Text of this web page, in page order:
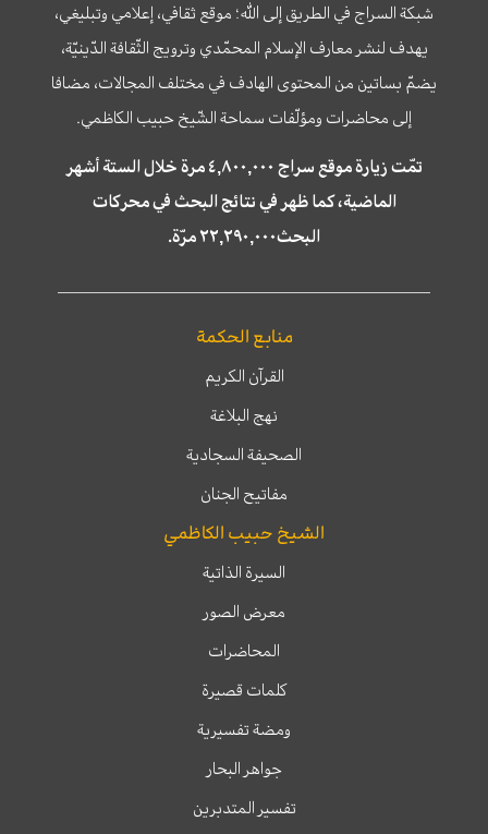
شبكة السراج في الطريق إلى الله؛ موقع ثقافي، إعلامي وتبليغي،
يهدف لنشر معارف الإسلام المحمّدي وترويج الثّقافة الدّينيّة،
يضمّ بساتين من المحتوى الهادف في مختلف المجالات، مضافا
إلى محاضرات ومؤلّفات سماحة الشّيخ حبيب الكاظمي.
تمّت زيارة موقع سراج ٤,٨٠٠,٠٠٠ مرة خلال الستة أشهر
الماضية، كما ظهر في نتائج البحث في محركات
البحث٢٢,٢٩٠,٠٠٠ مرّة.
منابع الحكمة
القرآن الكريم
نهج البلاغة
الصحيفة السجادية
مفاتيح الجنان
الشيخ حبيب الكاظمي
السيرة الذاتية
معرض الصور
المحاضرات
كلمات قصيرة
ومضة تفسيرية
جواهر البحار
تفسير المتدبرين